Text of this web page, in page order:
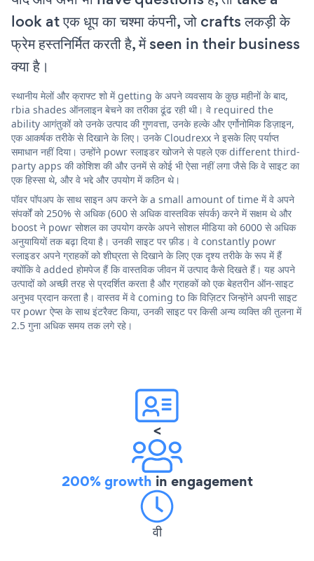
look at एक धूप का चश्मा कंपनी, जो crafts लकड़ी के
फ्रेम हस्तनिर्मित करती है, में seen in their business
क्या है।
स्थानीय मेलों और क्राफ्ट शो में getting के अपने व्यवसाय के कुछ महीनों के बाद,
rbia shades ऑनलाइन बेचने का तरीका ढूंढ रही थी। वे required the
ability आगंतुकों को उनके उत्पाद की गुणवत्ता, उनके हल्के और एर्गोनोमिक डिज़ाइन,
एक आकर्षक तरीके से दिखाने के लिए। उनके Cloudrexx ने इसके लिए पर्याप्त
समाधान नहीं दिया। उन्होंने powr स्लाइडर खोजने से पहले एक different third-
party apps की कोशिश की और उनमें से कोई भी ऐसा नहीं लगा जैसे कि वे साइट का
एक हिस्सा थे, और वे भद्दे और उपयोग में कठिन थे।
पॉवर पॉपअप के साथ साइन अप करने के a small amount of time में वे अपने
संपर्कों को 250% से अधिक (600 से अधिक वास्तविक संपर्क) करने में सक्षम थे और
boost ने powr सोशल का उपयोग करके अपने सोशल मीडिया को 6000 से अधिक
अनुयायियों तक बढ़ा दिया है। उनकी साइट पर फ़ीड। वे constantly powr
स्लाइडर अपने ग्राहकों को शीघ्रता से दिखाने के लिए एक दृश्य तरीके के रूप में हैं
क्योंकि वे added होमपेज हैं कि वास्तविक जीवन में उत्पाद कैसे दिखते हैं। यह अपने
उत्पादों को अच्छी तरह से प्रदर्शित करता है और ग्राहकों को एक बेहतरीन ऑन-साइट
अनुभव प्रदान करता है। वास्तव में वे coming to कि विज़िटर जिन्होंने अपनी साइट
पर powr ऐप्स के साथ इंटरैक्ट किया, उनकी साइट पर किसी अन्य व्यक्ति की तुलना में
2.5 गुना अधिक समय तक लगे रहे।
<
200% growth in engagement
वी